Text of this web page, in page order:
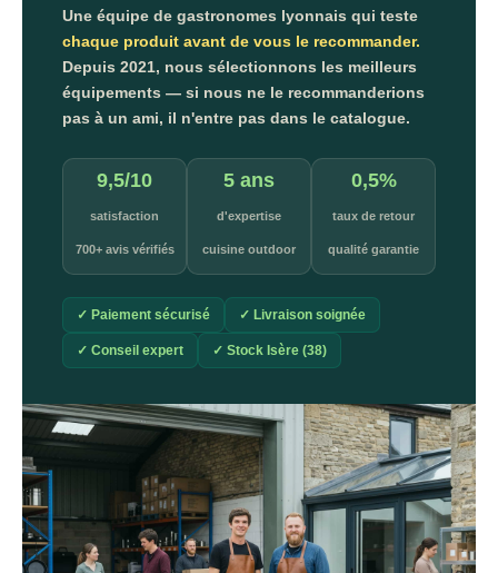
Une équipe de gastronomes lyonnais qui teste
chaque produit avant de vous le recommander.
Depuis 2021, nous sélectionnons les meilleurs
équipements — si nous ne le recommanderions
pas à un ami, il n'entre pas dans le catalogue.
9,5/10
satisfaction
700+ avis vérifiés
5 ans
d'expertise
cuisine outdoor
0,5%
taux de retour
qualité garantie
✓ Paiement sécurisé ✓ Livraison soignée
✓ Conseil expert ✓ Stock Isère (38)